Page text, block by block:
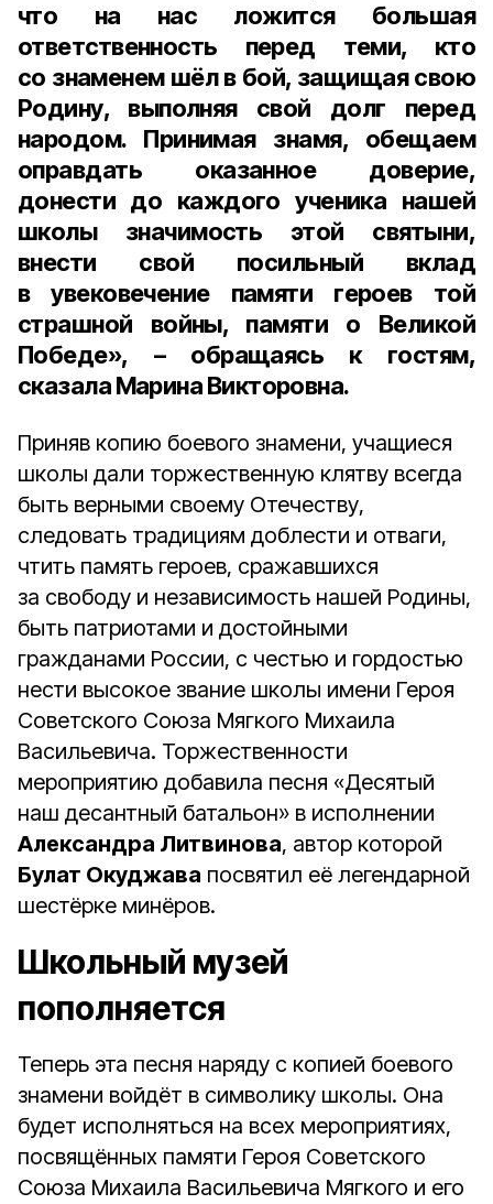
что на нас ложится большая
ответственность перед теми, кто
со знаменем шёл в бой, защищая свою
Родину, выполняя свой долг перед
народом. Принимая знамя, обещаем
оправдать оказанное доверие,
донести до каждого ученика нашей
школы значимость этой святыни,
внести свой посильный вклад
в увековечение памяти героев той
страшной войны, памяти о Великой
Победе», – обращаясь к гостям,
сказала Марина Викторовна.
Приняв копию боевого знамени, учащиеся
школы дали торжественную клятву всегда
быть верными своему Отечеству,
следовать традициям доблести и отваги,
чтить память героев, сражавшихся
за свободу и независимость нашей Родины,
быть патриотами и достойными
гражданами России, с честью и гордостью
нести высокое звание школы имени Героя
Советского Союза Мягкого Михаила
Васильевича. Торжественности
мероприятию добавила песня «Десятый
наш десантный батальон» в исполнении
Александра Литвинова, автор которой
Булат Окуджава посвятил её легендарной
шестёрке минёров.
Школьный музей
пополняется
Теперь эта песня наряду с копией боевого
знамени войдёт в символику школы. Она
будет исполняться на всех мероприятиях,
посвящённых памяти Героя Советского
Союза Михаила Васильевича Мягкого и его